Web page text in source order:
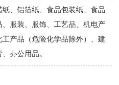
、铝箔纸、食品包装纸、食品
服装、服饰、工艺品、机电产
产品（危险化学品除外）、建
办公用品。